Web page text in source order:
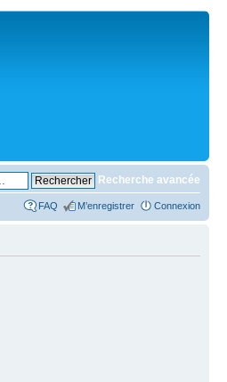
Recherche avancée
FAQ M’enregistrer Connexion